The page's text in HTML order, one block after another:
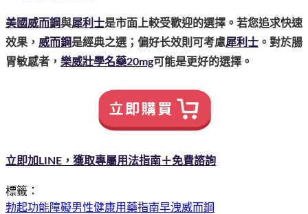
美國威而鋼與犀利士是市面上較受歡迎的選擇。若您追求快速
效果， 威而鋼是經典之選；偏好长效則可考慮犀利士 。對於腸
胃敏感者， 樂威壯學名藥20mg可能是更好的選擇。
立即加LINE，獲取專屬用法指南＋免費諮詢
標籤：
勃起功能障礙男性健康用藥指南早洩威而鋼